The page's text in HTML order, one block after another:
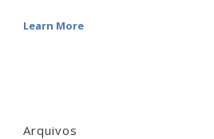
Learn More
Arquivos